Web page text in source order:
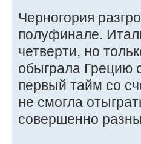
Черногория
полуфинале.
четверти, но
обыграла Грецию
первый тайм со
не смогла
совершенно